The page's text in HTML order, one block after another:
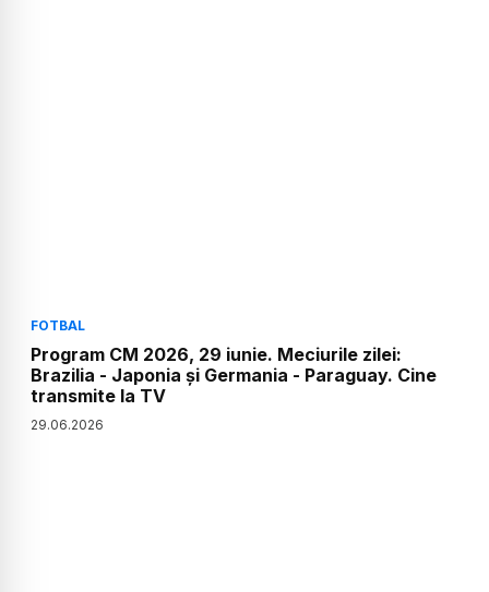
FOTBAL
Program CM 2026, 29 iunie. Meciurile zilei:
Brazilia - Japonia și Germania - Paraguay. Cine
transmite la TV
29.06.2026